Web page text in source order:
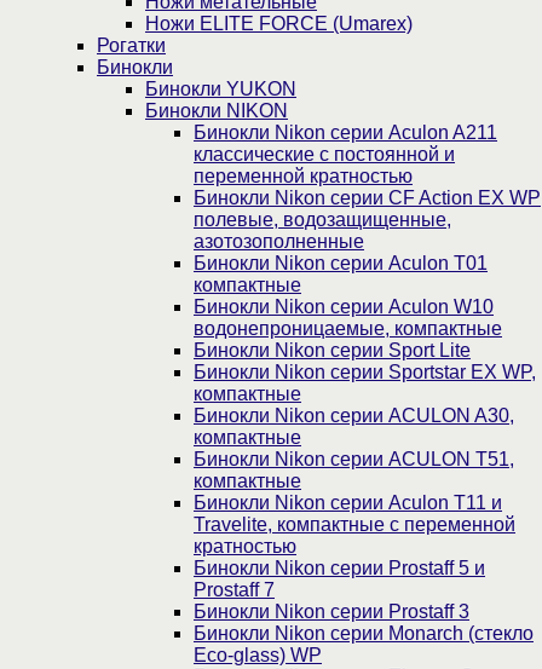
Ножи ELITE FORCE (Umarex)
Рогатки
Бинокли
Бинокли YUKON
Бинокли NIKON
Бинокли Nikon серии Aculon A211
классические с постоянной и
переменной кратностью
Бинокли Nikon серии СF Action EX WP
полевые, водозащищенные,
азотозополненные
Бинокли Nikon серии Aculon T01
компактные
Бинокли Nikon серии Aculon W10
водонепроницаемые, компактные
Бинокли Nikon серии Sport Lite
Бинокли Nikon серии Sportstar EX WP,
компактные
Бинокли Nikon серии ACULON A30,
компактные
Бинокли Nikon серии ACULON Т51,
компактные
Бинокли Nikon серии Aculon T11 и
Travelite, компактные с переменной
кратностью
Бинокли Nikon серии Prostaff 5 и
Prostaff 7
Бинокли Nikon серии Prostaff 3
Бинокли Nikon серии Monarch (стекло
Eco-glass) WP